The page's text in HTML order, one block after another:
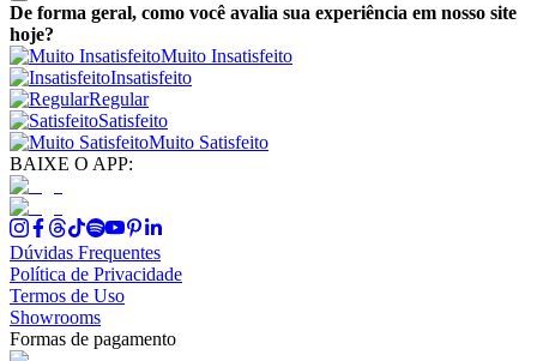
De forma geral, como você avalia sua experiência em nosso site
hoje?
Muito Insatisfeito
Insatisfeito
Regular
Satisfeito
Muito Satisfeito
BAIXE O APP:
Dúvidas Frequentes
Política de Privacidade
Termos de Uso
Showrooms
Formas de pagamento